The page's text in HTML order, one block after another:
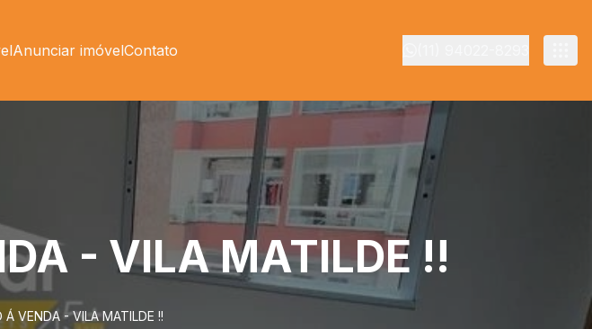
Anunciar imóvelContato
- VILA MATILDE !!
Á VENDA - VILA MATILDE !!